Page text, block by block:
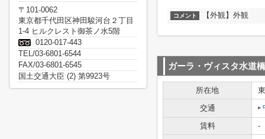
コメント 【外観】外観
ガーラ・ヴィスタ水道橋
所在地
交通
賃料
-
〒101-0062
東京都千代田区神田駿河台２丁目
1-4 ヒルクレスト御茶ノ水5階
0120-017-443
TEL/03-6801-6544
FAX/03-6801-6545
国土交通大臣 (2) 第9923号